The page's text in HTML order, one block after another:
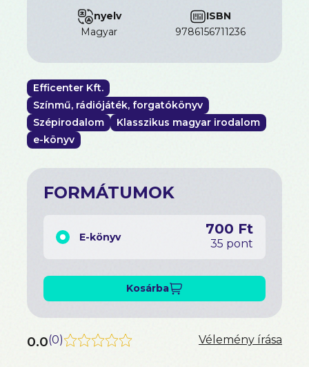
nyelv
magyar
ISBN
9786156711236
Efficenter Kft.
Színmű, rádiójáték, forgatókönyv
Szépirodalom
Klasszikus magyar irodalom
e-könyv
FORMÁTUMOK
E-könyv 700 Ft
35 pont
Kosárba
0.0(0) Vélemény írása